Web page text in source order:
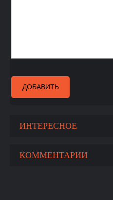
ДОБАВИТЬ
ИНТЕРЕСНОЕ
КОММЕНТАРИИ